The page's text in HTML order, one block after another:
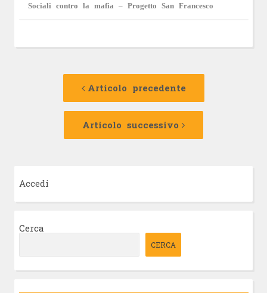
Sociali contro la mafia – Progetto San Francesco
Navigazione
Articolo precedente
Articolo
Articolo successivo
Articolo
Accedi
Cerca
CERCA